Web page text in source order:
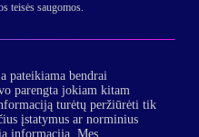
teisės saugomos.
pateikiama bendrai
parengta jokiam kitam
turėtų peržiūrėti tik
įstatymus ar norminius
informaciją. Mes